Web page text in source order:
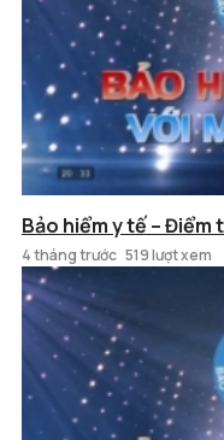
Bảo hiểm y tế – Điểm
4 tháng trước 519 lượt xem